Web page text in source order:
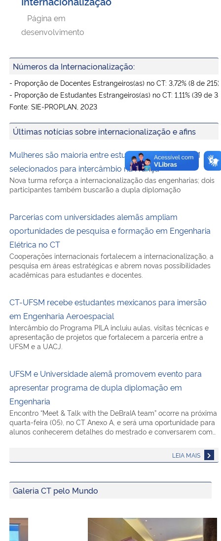
Página em
desenvolvimento
Números da Internacionalização:
- Proporção de Docentes Estrangeiros(as) no CT: 3,72% (8 de 215)
Fonte: SIE-PROPLAN, 2023
Últimas notícias sobre internacionalização e afins
Mulheres são maioria entre estudantes do CT-UFSM
selecionados para intercâmbio na França
Nova turma reforça a internacionalização das engenharias; dois
participantes também buscarão a dupla diplomação
Parcerias com universidades alemãs ampliam
oportunidades de pesquisa e formação em Engenharia
Elétrica no CT
Cooperações internacionais fortalecem a internacionalização, a
pesquisa em áreas estratégicas e abrem novas possibilidades
acadêmicas para estudantes e docentes.
CT-UFSM recebe estudantes mexicanos para imersão
em Engenharia Aeroespacial
Intercâmbio do Programa PILA incluiu aulas, visitas técnicas e
apresentação de projetos que fortalecem a parceria entre a
UFSM e a UACJ.
UFSM e Universidade alemã promovem evento para
apresentar programa de dupla diplomação em
Engenharia
Encontro “Meet & Talk with the DeBraIA team” ocorre na próxima
quarta-feira (05), no CT Anexo A, e será uma oportunidade para
alunos conhecerem detalhes do mestrado e conversarem com…
LEIA MAIS
Galeria CT pelo Mundo